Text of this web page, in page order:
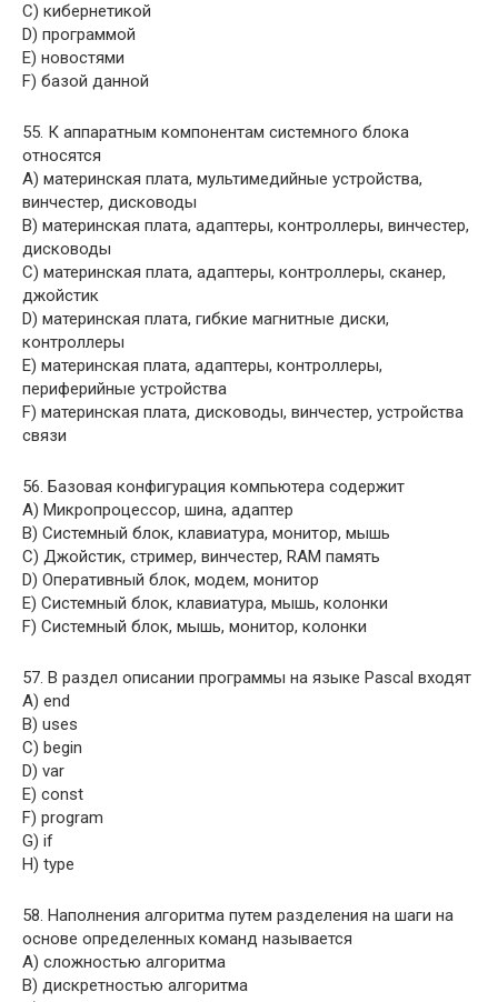
C) кибернетикой
D) программой
E) новостями
F) базой данной
55. К аппаратным компонентам системного блока
относятся
A) материнская плата, мультимедийные устройства,
винчестер, дисководы
B) материнская плата, адаптеры, контроллеры, винчестер,
дисководы
C) материнская плата, адаптеры, контроллеры, сканер,
джойстик
D) материнская плата, гибкие магнитные диски,
контроллеры
E) материнская плата, адаптеры, контроллеры,
периферийные устройства
F) материнская плата, дисководы, винчестер, устройства
связи
56. Базовая конфигурация компьютера содержит
A) Микропроцессор, шина, адаптер
B) Системный блок, клавиатура, монитор, мышь
C) Джойстик, стример, винчестер, RAM память
D) Оперативный блок, модем, монитор
E) Системный блок, клавиатура, мышь, колонки
F) Системный блок, мышь, монитор, колонки
57. В раздел описании программы на языке Pascal входят
A) end
B) uses
C) begin
D) var
E) const
F) program
G) if
H) type
58. Наполнения алгоритма путем разделения на шаги на
основе определенных команд называется
A) сложностью алгоритма
B) дискретностью алгоритма